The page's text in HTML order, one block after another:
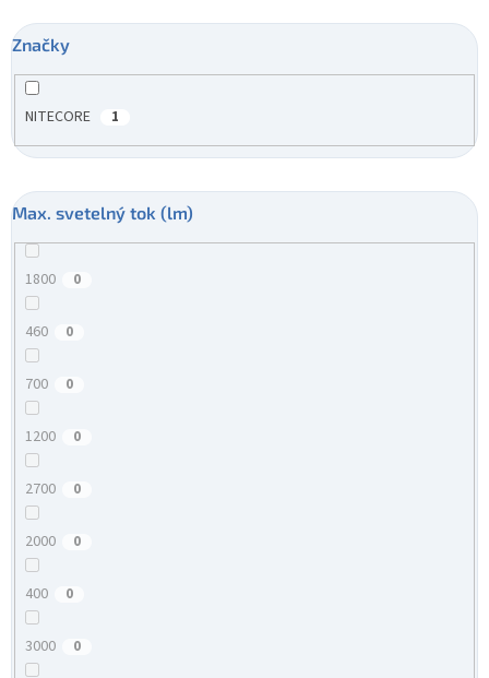
Značky
NITECORE 1
Max. svetelný tok (lm)
1800 0
460 0
700 0
1200 0
2700 0
2000 0
400 0
3000 0